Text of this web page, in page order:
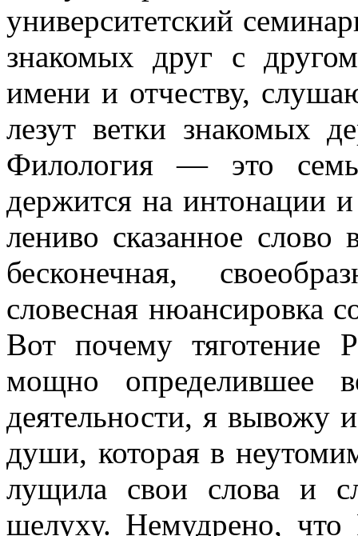
университетский
знакомых друг с
имени и отчеству,
лезут ветки знакомых
Филология — это
держится на интонации
лениво сказанное
бесконечная,
словесная нюансировка
Вот почему тяготение
мощно определившее
деятельности, я вывожу
души, которая в
лущила свои слова и
шелуху. Немудрено, что